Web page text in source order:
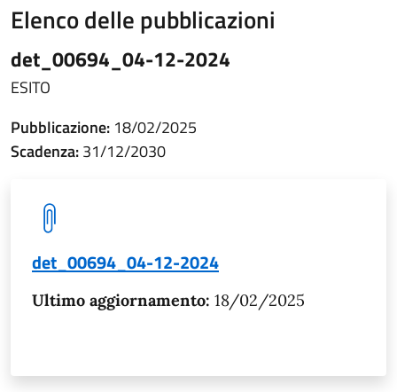
Elenco delle pubblicazioni
det_00694_04-12-2024
ESITO
Pubblicazione: 18/02/2025
Scadenza:31/12/2030
det_00694_04-12-2024
Ultimo aggiornamento: 18/02/2025